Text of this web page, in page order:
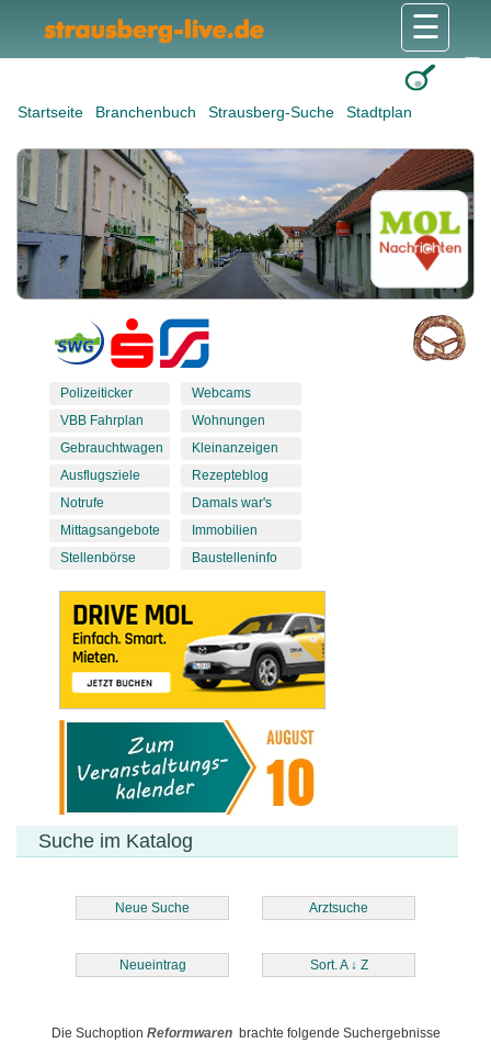
Startseite Branchenbuch Strausberg-Suche Stadtplan
☰
Polizeiticker
VBB Fahrplan
Gebrauchtwagen
Ausflugsziele
Notrufe
Mittagsangebote
Stellenbörse
Webcams
Wohnungen
Kleinanzeigen
Rezepteblog
Damals war's
Immobilien
Baustelleninfo
Suche im Katalog
Neue Suche Arztsuche
Neueintrag Sort. A ↓ Z
Die Suchoption Reformwarenbrachte folgende Suchergebnisse